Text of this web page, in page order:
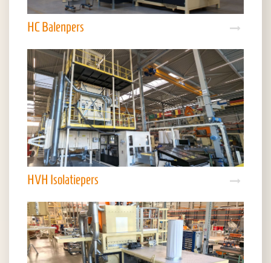
HC Balenpers
HVH Isolatiepers